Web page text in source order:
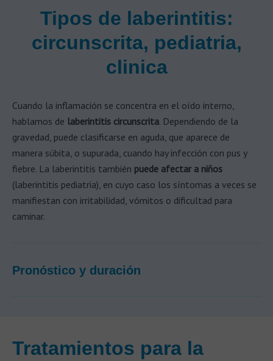
Tipos de laberintitis:
circunscrita, pediatria,
clinica
Cuando la inflamación se concentra en el oído interno,
hablamos de laberintitis circunscrita. Dependiendo de la
gravedad, puede clasificarse en aguda, que aparece de
manera súbita, o supurada, cuando hay infección con pus y
fiebre. La laberintitis también puede afectar a niños
(laberintitis pediatria), en cuyo caso los síntomas a veces se
manifiestan con irritabilidad, vómitos o dificultad para
caminar.
Pronóstico y duración
Tratamientos para la